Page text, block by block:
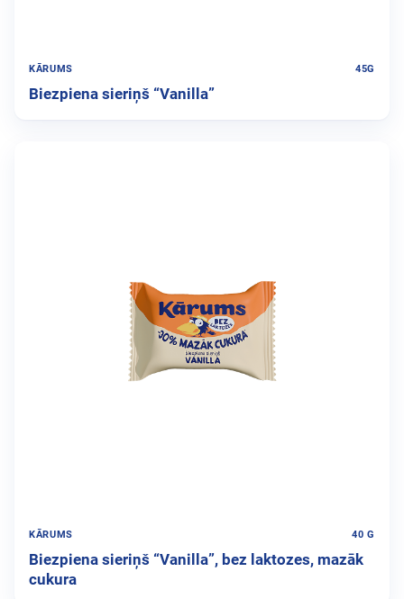
KĀRUMS 45G
Biezpiena sieriņš “Vanilla”
KĀRUMS 40 G
Biezpiena sieriņš “Vanilla”, bez laktozes, mazāk
cukura